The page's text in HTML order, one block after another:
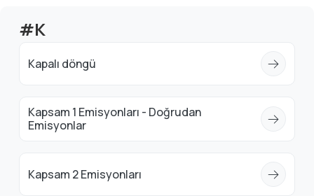
#K
Kapalı döngü
Kapsam 1 Emisyonları - Doğrudan
Emisyonlar
Kapsam 2 Emisyonları